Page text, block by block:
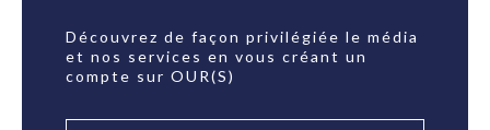
Découvrez de façon privilégiée le média
et nos services en vous créant un
compte sur OUR(S)